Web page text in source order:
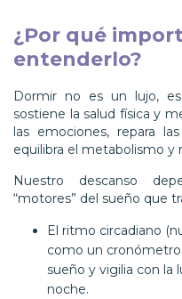
¿Por qué
entenderlo?
Dormir no es un lujo,
sostiene la salud física y
las emociones, repara
equilibra el metabolismo y
Nuestro descanso
“motores” del sueño que
El ritmo circadiano
como un
sueño y vigilia con la
noche.